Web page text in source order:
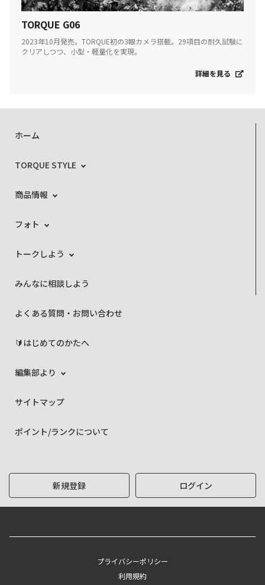
TORQUE G06
2023年10月発売。TORQUE初の3眼カメラ搭載。29項目の耐久試験に
クリアしつつ、小型・軽量化を実現。
詳細を見る
ホーム
TORQUE STYLE
商品情報
フォト
トークしよう
みんなに相談しよう
よくある質問・お問い合わせ
🔰はじめてのかたへ
編集部より
サイトマップ
ポイント/ランクについて
新規登録 ログイン
プライバシーポリシー
利用規約